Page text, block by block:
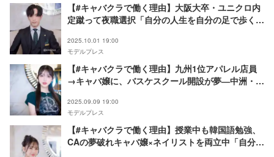
【#キャバクラで働く理由】大阪大卒・ユニクロ内
定蹴って夜職選択「自分の人生を自分の足で歩く」
グループ社員・船津裕隆氏
2025.10.01 19:00
モデルプレス
【#キャバクラで働く理由】九州1位アパレル店員
→キャバ嬢に、バスケスクール開設が夢―中洲・湊
2025.09.09 19:00
モデルプレス
【#キャバクラで働く理由】授業中も韓国語勉強、
CAの夢破れキャバ嬢×ネイリストを両立中「自分を